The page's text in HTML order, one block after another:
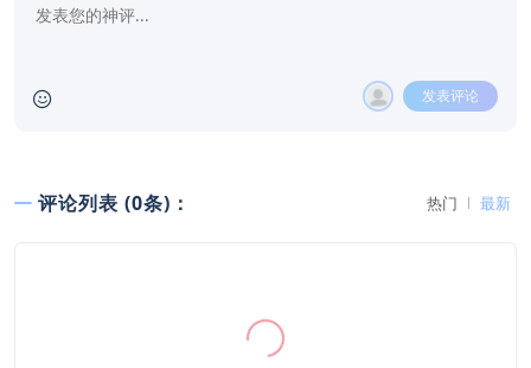
发表评论
评论列表 (0条)： 热门 最新